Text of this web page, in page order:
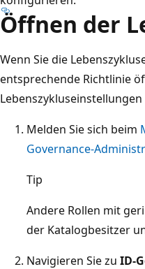
Öffnen der
Wenn Sie die
entsprechende Richtlinie
Melden Sie sich beim
Governance-
Tip
Andere Rollen mit
der Katalogbesitzer
Navigieren Sie zu ID-